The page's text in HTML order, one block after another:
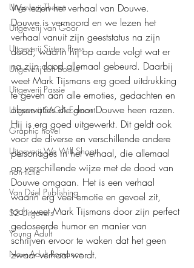
Uitgeverij Thema
Uitgeverij van Goor
Uitgeverij Sisters Press
Uitgeverij Loft Books
Uitgeverij Passie
Uitgeverij SAGA Egmont
Graphic novel
Uitgeverij We Will Shoot
non-fictie
Van Driel Publishing
S2 Uitgevers
Young Adult
New Adult Romance
We lezen het verhaal van Douwe.
Douwe is vermoord en we lezen het
verhaal vanuit zijn geeststatus na zijn
dood, waarin hij op aarde volgt wat er
na zijn dood allemaal gebeurd. Daarbij
weet Mark Tijsmans erg goed uitdrukking
te geven aan alle emoties, gedachten en
observaties die door Douwe heen razen.
Hij is erg goed uitgewerkt. Dit geldt ook
voor de diverse en verschillende andere
personages in het verhaal, die allemaal
op verschillende wijze met de dood van
Douwe omgaan. Het is een verhaal
waarin erg veel emotie en gevoel zit,
toch weet Mark Tijsmans door zijn perfect
gedoseerde humor en manier van
schrijven ervoor te waken dat het geen
zwaar verhaal wordt.